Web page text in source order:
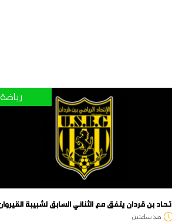
رياضة
بن قردان يتفق مع الثنائي السابق لشبيبة
منذ ساعتين